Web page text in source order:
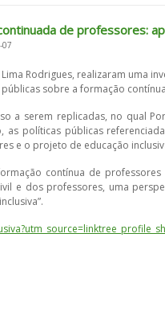
de professores:
07
Rodrigues, realizaram uma
sobre a formação
a serem replicadas, no qual
as políticas públicas
e o projeto de educação
contínua de
e dos professores, uma